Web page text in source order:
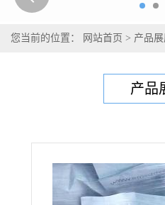
您当前的位置： 网站首页 > 产品展
产品